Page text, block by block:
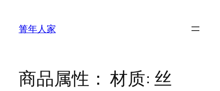
箐年人家
商品属性：材质: 丝